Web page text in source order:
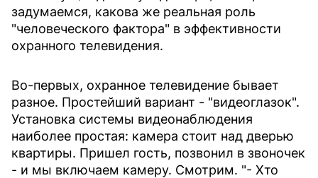
задумаемся, какова же реальная роль
"человеческого фактора" в эффективности
охранного телевидения.
Во-первых, охранное телевидение бывает
разное. Простейший вариант - "видеоглазок".
Установка системы видеонаблюдения
наиболее простая: камера стоит над дверью
квартиры. Пришел гость, позвонил в звоночек
- и мы включаем камеру. Смотрим. "- Хто